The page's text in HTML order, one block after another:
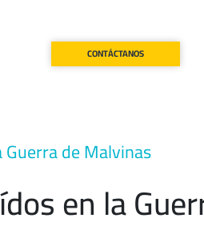
CONTÁCTANOS
de Malvinas
en la